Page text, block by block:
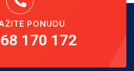
PONUDU
170 172